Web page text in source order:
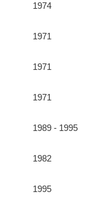
1974
1971
1971
1971
1989 - 1995
1982
1995